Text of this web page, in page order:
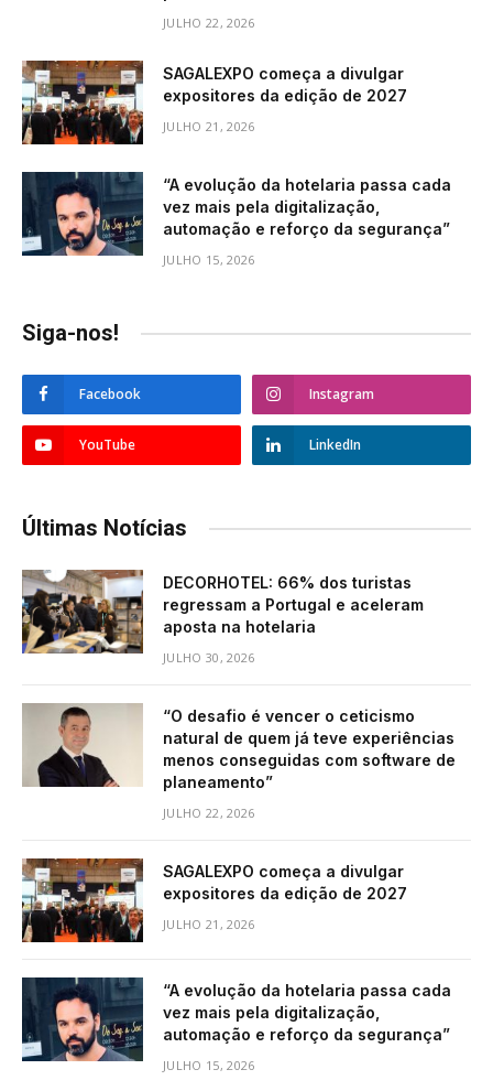
JULHO 22, 2026
SAGALEXPO começa a divulgar
expositores da edição de 2027
JULHO 21, 2026
“A evolução da hotelaria passa cada
vez mais pela digitalização,
automação e reforço da segurança”
JULHO 15, 2026
Siga-nos!
Facebook Instagram
YouTube LinkedIn
Últimas Notícias
DECORHOTEL: 66% dos turistas
regressam a Portugal e aceleram
aposta na hotelaria
JULHO 30, 2026
“O desafio é vencer o ceticismo
natural de quem já teve experiências
menos conseguidas com software de
planeamento”
JULHO 22, 2026
SAGALEXPO começa a divulgar
expositores da edição de 2027
JULHO 21, 2026
“A evolução da hotelaria passa cada
vez mais pela digitalização,
automação e reforço da segurança”
JULHO 15, 2026